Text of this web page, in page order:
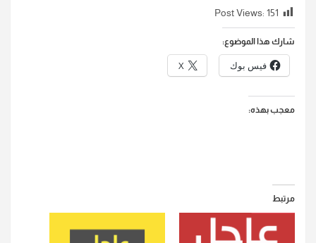
Post Views: 151
شارك هذا الموضوع:
فيس بوك X
معجب بهذه:
مرتبط